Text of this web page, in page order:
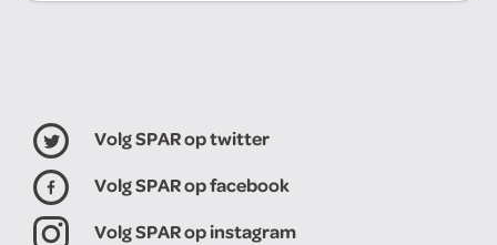
Volg SPAR op twitter
Volg SPAR op facebook
Volg SPAR op instagram